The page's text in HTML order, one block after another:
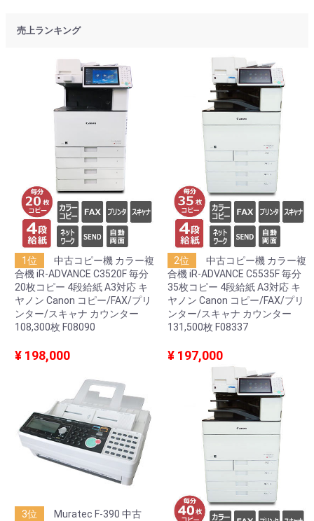
売上ランキング
1位
中古コピー機 カラー複
合機 iR-ADVANCE C3520F 毎分
20枚コピー 4段給紙 A3対応 キ
ヤノン Canon コピー/FAX/プリ
ンター/スキャナ カウンター
108,300枚 F08090
¥ 198,000
2位
中古コピー機 カラー複
合機 iR-ADVANCE C5535F 毎分
35枚コピー 4段給紙 A3対応 キ
ヤノン Canon コピー/FAX/プリ
ンター/スキャナ カウンター
131,500枚 F08337
¥ 197,000
3位
Muratec F-390 中古